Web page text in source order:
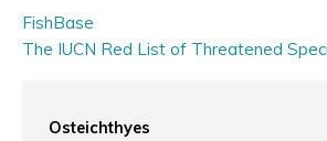
FishBase
The IUCN Red List of Threatened
Osteichthyes